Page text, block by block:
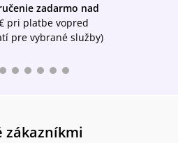
zadarmo nad
pri platbe vopred
pre vybrané služby)
zákazníkmi